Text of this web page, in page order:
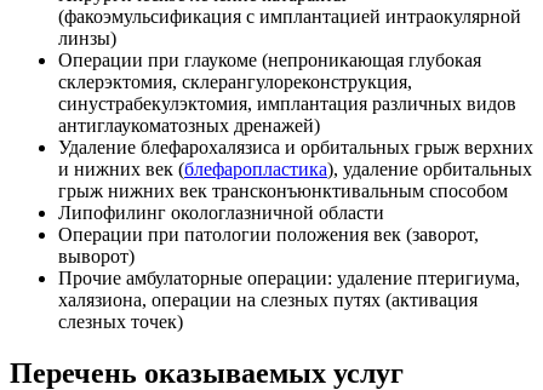
(факоэмульсификация с имплантацией интраокулярной
линзы)
Операции при глаукоме (непроникающая глубокая
склерэктомия, склерангулореконструкция,
синустрабекулэктомия, имплантация различных видов
антиглаукоматозных дренажей)
Удаление блефарохалязиса и орбитальных грыж верхних
и нижних век (блефаропластика), удаление орбитальных
грыж нижних век трансконъюнктивальным способом
Липофилинг окологлазничной области
Операции при патологии положения век (заворот,
выворот)
Прочие амбулаторные операции: удаление птеригиума,
халязиона, операции на слезных путях (активация
слезных точек)
Перечень оказываемых услуг